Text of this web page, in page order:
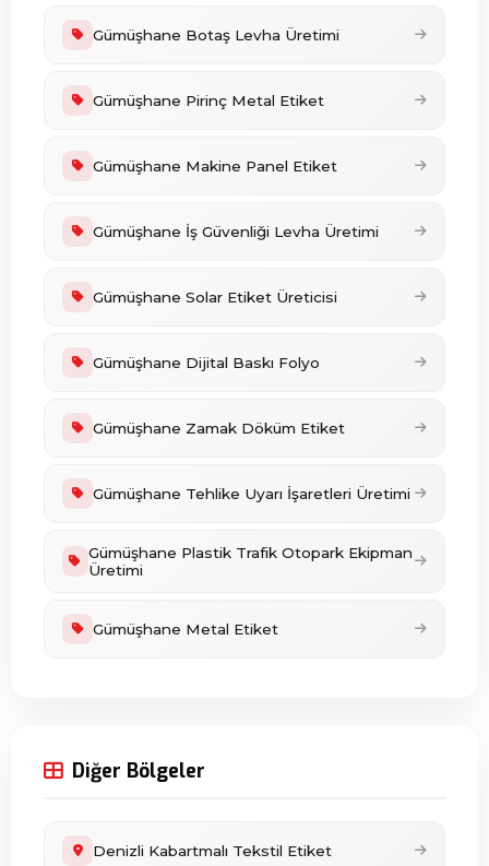
Gümüşhane Botaş Levha Üretimi
Gümüşhane Pirinç Metal Etiket
Gümüşhane Makine Panel Etiket
Gümüşhane İş Güvenliği Levha Üretimi
Gümüşhane Solar Etiket Üreticisi
Gümüşhane Dijital Baskı Folyo
Gümüşhane Zamak Döküm Etiket
Gümüşhane Tehlike Uyarı İşaretleri Üretimi
Gümüşhane Plastik Trafik Otopark Ekipman
Üretimi
Gümüşhane Metal Etiket
Diğer Bölgeler
Denizli Kabartmalı Tekstil Etiket